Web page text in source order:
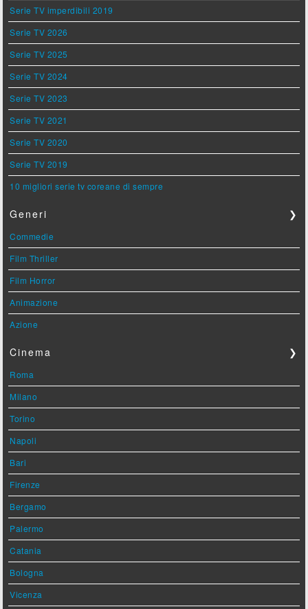
Serie TV imperdibili 2019
Serie TV 2026
Serie TV 2025
Serie TV 2024
Serie TV 2023
Serie TV 2021
Serie TV 2020
Serie TV 2019
10 migliori serie tv coreane di sempre
Generi ❯
Commedie
Film Thriller
Film Horror
Animazione
Azione
Cinema ❯
Roma
Milano
Torino
Napoli
Bari
Firenze
Bergamo
Palermo
Catania
Bologna
Vicenza